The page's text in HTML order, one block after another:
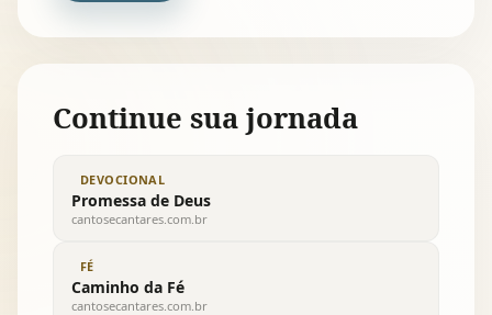
Continue sua jornada
DEVOCIONAL
Promessa de Deus
cantosecantares.com.br
FÉ
Caminho da Fé
cantosecantares.com.br